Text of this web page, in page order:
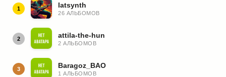
1 latsynth
26 АЛЬБОМОВ
2 attila-the-hun
2 АЛЬБОМОВ
3 Baragoz_BAO
1 АЛЬБОМОВ